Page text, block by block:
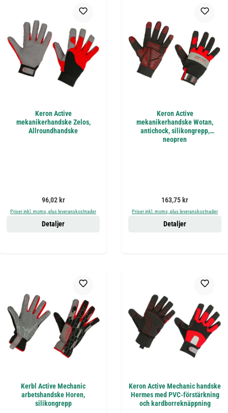
Keron Active
mekanikerhandske Zelos,
Allroundhandske
Ordinarie pris:
96,02 kr
Priser inkl. moms, plus leveranskostnader
Detaljer
Keron Active
mekanikerhandske Wotan,
antichock, silikongrepp,
neopren
Ordinarie pris:
163,75 kr
Priser inkl. moms, plus leveranskostnader
Detaljer
Kerbl Active Mechanic
arbetshandske Horen,
silikongrepp
Keron Active Mechanic handske
Hermes med PVC-förstärkning
och kardborreknäppning